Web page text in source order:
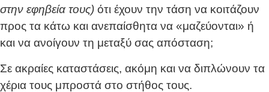
στην εφηβεία τους) ότι έχουν την τάση να κοιτάζουν
προς τα κάτω και ανεπαίσθητα να «μαζεύονται» ή
και να ανοίγουν τη μεταξύ σας απόσταση;
Σε ακραίες καταστάσεις, ακόμη και να διπλώνουν τα
χέρια τους μπροστά στο στήθος τους.